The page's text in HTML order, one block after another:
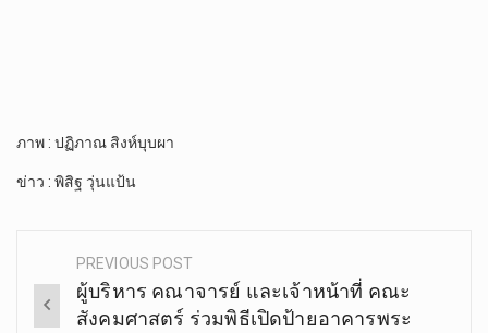
ภาพ : ปฏิภาณ สิงห์บุบผา
ข่าว : พิสิฐ วุ่นแป้น
Post
navigation
PREVIOUS POST
ผู้บริหาร​ คณาจารย์​ และ​เจ้า​หน้าที่​ คณะ​
สังคม​ศาสตร์​ ร่วมพิธีเปิดป้ายอาคารพระ